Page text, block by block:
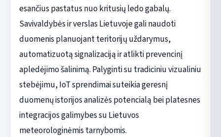
esančius pastatus nuo kritusių ledo gabalų.
Savivaldybės ir verslas Lietuvoje gali naudoti
duomenis planuojant teritorijų uždarymus,
automatizuotą signalizaciją ir atlikti prevencinį
apledėjimo šalinimą. Palyginti su tradiciniu vizualiniu
stebėjimu, IoT sprendimai suteikia geresnį
duomenų istorijos analizės potencialą bei platesnes
integracijos galimybes su Lietuvos
meteorologinėmis tarnybomis.